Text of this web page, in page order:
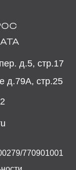
д.5, стр.17
д.79А, стр.25
770901001